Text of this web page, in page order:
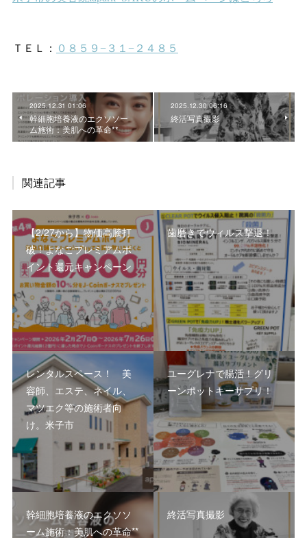
2025.12.31 01:06
幹細胞培養液のエクソソー
ム施術：美肌への革命**
2025.12.30 06:16
終活写真撮影
関連記事
【2/27から】物価高騰打
破！よなごプレミアムポ
イント還元キャンペーン
歯磨きでウィルス撃退！
レンタルスペース！ 美
容師、エステ、ネイル、
マツエク等の施術者向
け。米子市
ユーグレナで腸活！グリ
ーンポットキーサプリ！
幹細胞培養液のエクソソ
ーム施術：美肌への革命**
終活写真撮影